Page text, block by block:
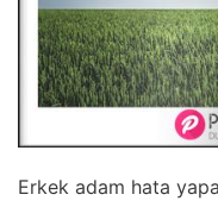
Erkek adam hata